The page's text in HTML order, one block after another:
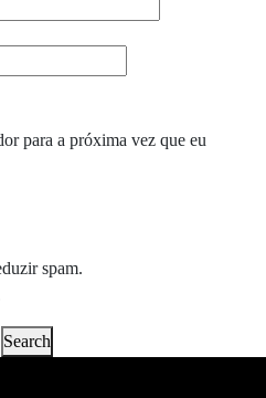
para a próxima vez que eu
spam.
Search